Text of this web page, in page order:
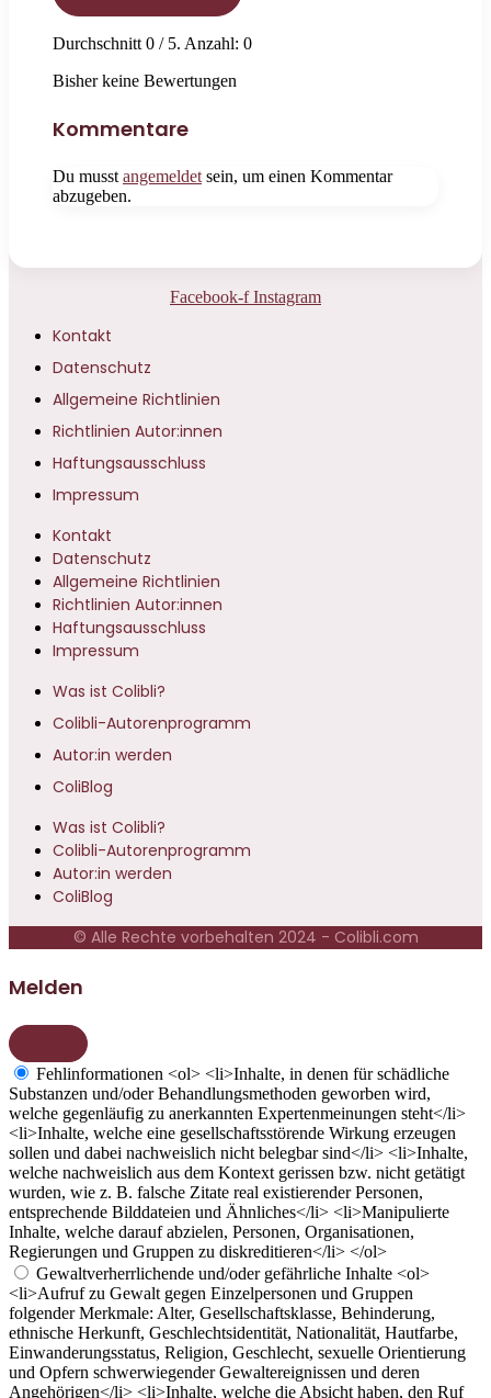
Durchschnitt 0 / 5. Anzahl: 0
Bisher keine Bewertungen
Kommentare
Du musst angemeldet sein, um einen Kommentar
abzugeben.
Facebook-f Instagram
Kontakt
Datenschutz
Allgemeine Richtlinien
Richtlinien Autor:innen
Haftungsausschluss
Impressum
Kontakt
Datenschutz
Allgemeine Richtlinien
Richtlinien Autor:innen
Haftungsausschluss
Impressum
Was ist Colibli?
Colibli-Autorenprogramm
Autor:in werden
ColiBlog
Was ist Colibli?
Colibli-Autorenprogramm
Autor:in werden
ColiBlog
© Alle Rechte vorbehalten 2024 - Colibli.com
Melden
Fehlinformationen <ol> <li>Inhalte, in denen für schädliche
Substanzen und/oder Behandlungsmethoden geworben wird,
welche gegenläufig zu anerkannten Expertenmeinungen steht</li>
<li>Inhalte, welche eine gesellschaftsstörende Wirkung erzeugen
sollen und dabei nachweislich nicht belegbar sind</li> <li>Inhalte,
welche nachweislich aus dem Kontext gerissen bzw. nicht getätigt
wurden, wie z. B. falsche Zitate real existierender Personen,
entsprechende Bilddateien und Ähnliches</li> <li>Manipulierte
Inhalte, welche darauf abzielen, Personen, Organisationen,
Regierungen und Gruppen zu diskreditieren</li> </ol>
Gewaltverherrlichende und/oder gefährliche Inhalte <ol>
<li>Aufruf zu Gewalt gegen Einzelpersonen und Gruppen
folgender Merkmale: Alter, Gesellschaftsklasse, Behinderung,
ethnische Herkunft, Geschlechtsidentität, Nationalität, Hautfarbe,
Einwanderungsstatus, Religion, Geschlecht, sexuelle Orientierung
und Opfern schwerwiegender Gewaltereignissen und deren
Angehörigen</li> <li>Inhalte, welche die Absicht haben, den Ruf